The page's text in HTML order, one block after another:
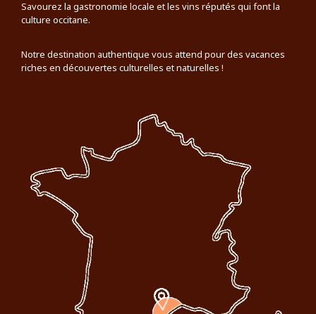
Savourez la gastronomie locale et les vins réputés qui font la
culture occitane.
Notre destination authentique vous attend pour des vacances
riches en découvertes culturelles et naturelles !